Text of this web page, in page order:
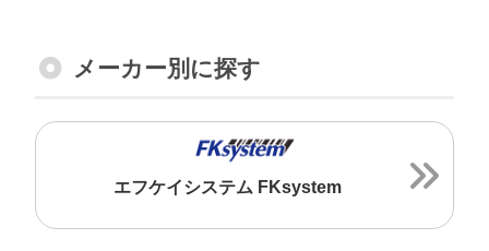
メーカー別に探す
エフケイシステム FKsystem